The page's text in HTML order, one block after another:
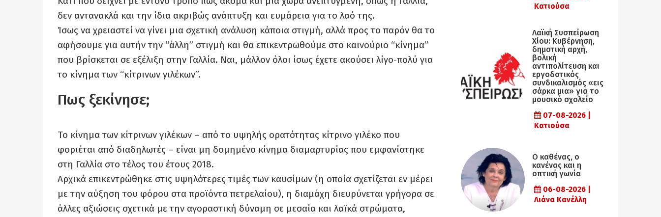
δεν αντανακλά και την ίδια ακριβώς ανάπτυξη και ευμάρεια για το λαό της.
Ίσως να χρειαστεί να γίνει μια σχετική ανάλυση κάποια στιγμή, αλλά προς το παρόν θα το
αφήσουμε για αυτήν την “άλλη” στιγμή και θα επικεντρωθούμε στο καινούριο “κίνημα”
που βρίσκεται σε εξέλιξη στην Γαλλία. Ναι, μάλλον όλοι ίσως έχετε ακούσει λίγο-πολύ για
το κίνημα των “κίτρινων γιλέκων”.
Πως ξεκίνησε;
Το κίνημα των κίτρινων γιλέκων – από το υψηλής ορατότητας κίτρινο γιλέκο που
φοριέται από διαδηλωτές – είναι μη δομημένο κίνημα διαμαρτυρίας που εμφανίστηκε
στη Γαλλία στο τέλος του έτους 2018.
Αρχικά επικεντρώθηκε στις υψηλότερες τιμές των καυσίμων (η οποία σχετίζεται εν μέρει
με την αύξηση του φόρου στα προϊόντα πετρελαίου), η διαμάχη διευρύνεται γρήγορα σε
άλλες αξιώσεις σχετικά με την αγοραστική δύναμη σε μεσαία και λαϊκά στρώματα,
Κατιούσα
Λαϊκή Συσπείρωση
Χίου: Κυβέρνηση,
δημοτική αρχή,
βολική
αντιπολίτευση και
εργοδοτικός
συνδικαλισμός «εις
σάρκα μια» για το
μουσικό σχολείο
07-08-2026 |
Κατιούσα
Ο καθένας, ο
κανένας και η
οπτική γωνία
06-08-2026 |
Λιάνα Κανέλλη